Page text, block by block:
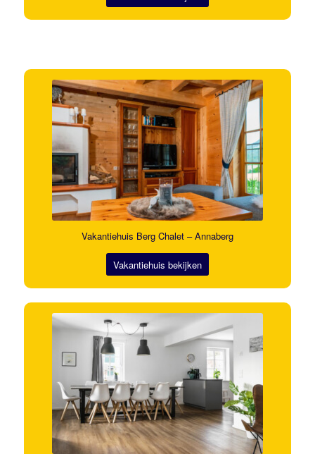
Vakantiehuis Berg Chalet – Annaberg
Vakantiehuis bekijken